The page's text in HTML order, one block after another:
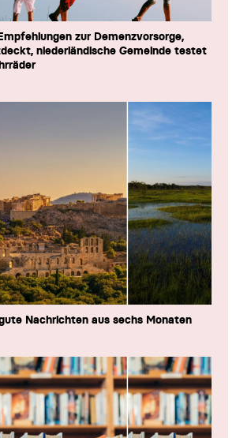
zur Demenzvorsorge,
niederländische Gemeinde testet
Nachrichten aus sechs Monaten